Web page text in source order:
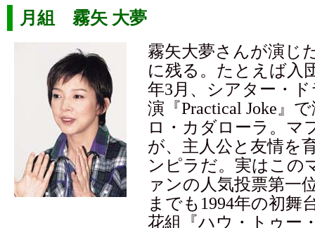
月組 霧矢 大夢
霧矢大夢さんが演じ
に残る。たとえば入
年3月、シアター・
演『Practical Joke』
ロ・カダローラ。マ
が、主人公と友情を
ンピラだ。実はこの
ァンの人気投票第一
までも1994年の初舞
花組『ハウ・トゥー